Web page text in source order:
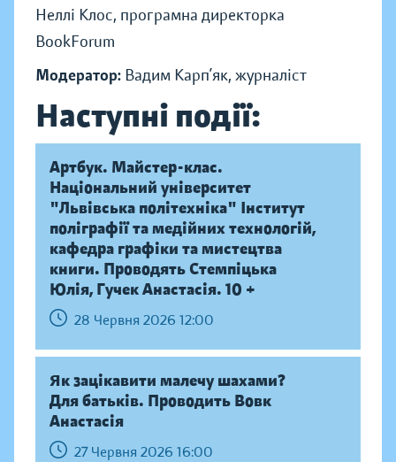
Неллі Клос, програмна директорка
BookForum
Модератор: Вадим Карп’як, журналіст
Наступні події:
Артбук. Майстер-клас.
Національний університет
"Львівська політехніка" Інститут
поліграфії та медійних технологій,
кафедра графіки та мистецтва
книги. Проводять Стемпіцька
Юлія, Гучек Анастасія. 10 +
28 Червня 2026 12:00
Як зацікавити малечу шахами?
Для батьків. Проводить Вовк
Анастасія
27 Червня 2026 16:00